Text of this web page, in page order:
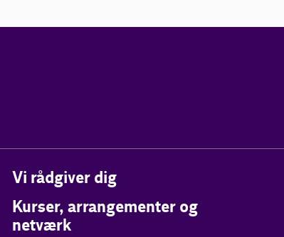
Vi rådgiver dig
Kurser, arrangementer og
netværk